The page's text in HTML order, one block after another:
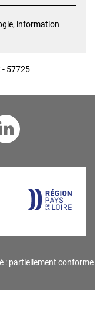
information
- 57725
: partiellement conforme